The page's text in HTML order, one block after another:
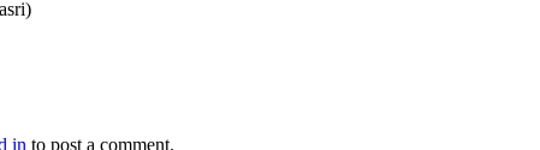
in to post a comment.